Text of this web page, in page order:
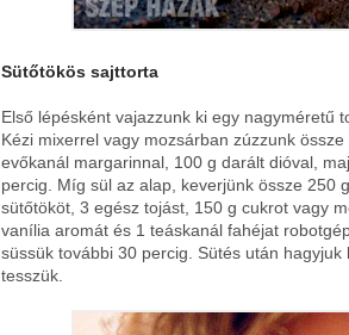
Sütőtökös sajttorta
Első lépésként vajazzunk ki egy nagyméretű
Kézi mixerrel vagy mozsárban zúzzunk
evőkanál margarinnal, 100 g darált dióval,
percig. Míg sül az alap, keverjünk össze 250
sütőtököt, 3 egész tojást, 150 g cukrot vagy
vanília aromát és 1 teáskanál fahéjat
süssük további 30 percig. Sütés után
tesszük.